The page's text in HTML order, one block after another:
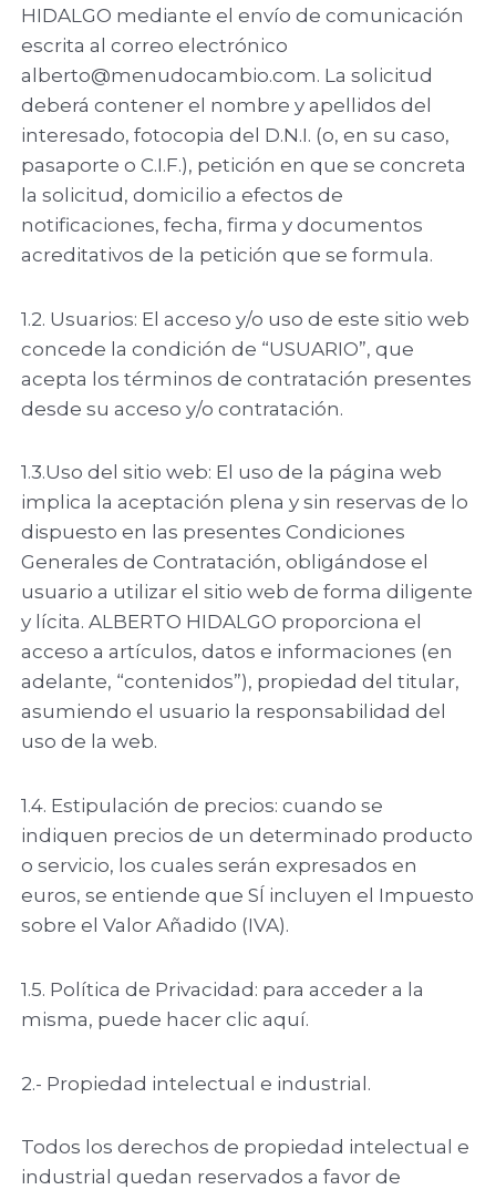
HIDALGO mediante el envío de comunicación
escrita al correo electrónico
alberto@menudocambio.com. La solicitud
deberá contener el nombre y apellidos del
interesado, fotocopia del D.N.I. (o, en su caso,
pasaporte o C.I.F.), petición en que se concreta
la solicitud, domicilio a efectos de
notificaciones, fecha, firma y documentos
acreditativos de la petición que se formula.
1.2. Usuarios: El acceso y/o uso de este sitio web
concede la condición de “USUARIO”, que
acepta los términos de contratación presentes
desde su acceso y/o contratación.
1.3.Uso del sitio web: El uso de la página web
implica la aceptación plena y sin reservas de lo
dispuesto en las presentes Condiciones
Generales de Contratación, obligándose el
usuario a utilizar el sitio web de forma diligente
y lícita. ALBERTO HIDALGO proporciona el
acceso a artículos, datos e informaciones (en
adelante, “contenidos”), propiedad del titular,
asumiendo el usuario la responsabilidad del
uso de la web.
1.4. Estipulación de precios: cuando se
indiquen precios de un determinado producto
o servicio, los cuales serán expresados en
euros, se entiende que SÍ incluyen el Impuesto
sobre el Valor Añadido (IVA).
1.5. Política de Privacidad: para acceder a la
misma, puede hacer clic aquí.
2.- Propiedad intelectual e industrial.
Todos los derechos de propiedad intelectual e
industrial quedan reservados a favor de